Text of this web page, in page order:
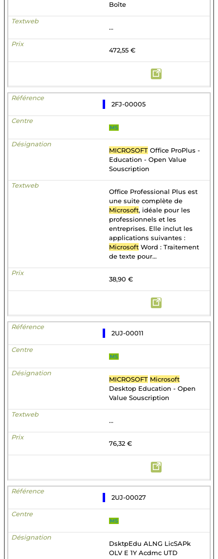
Boîte
...
472,55 €
2FJ-00005
MS
MICROSOFT Office ProPlus -
Education - Open Value
Souscription
Office Professional Plus est
une suite complète de
Microsoft, idéale pour les
professionnels et les
entreprises. Elle inclut les
applications suivantes :
Microsoft Word : Traitement
de texte pour...
38,90 €
2UJ-00011
MS
MICROSOFT Microsoft
Desktop Education - Open
Value Souscription
...
76,32 €
2UJ-00027
MS
DsktpEdu ALNG LicSAPk
OLV E 1Y Acdmc UTD